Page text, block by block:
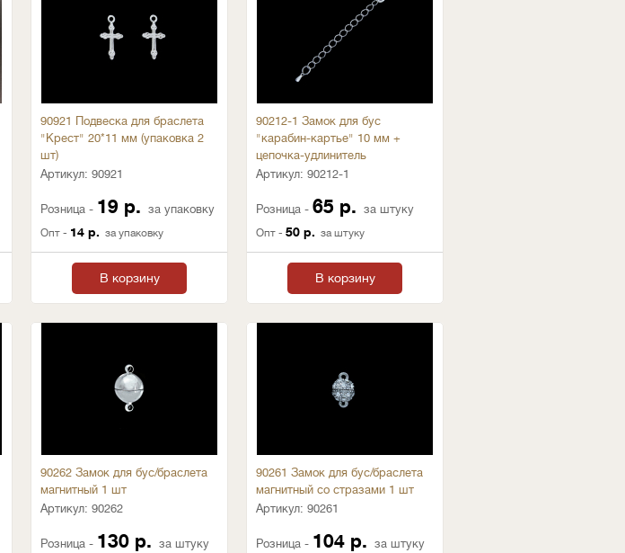
90921 Подвеска для браслета
"Крест" 20*11 мм (упаковка 2
шт)
Артикул: 90921
Розница - 19 р. за упаковку
Опт - 14 р. за упаковку
В корзину
90212-1 Замок для бус
"карабин-картье" 10 мм +
цепочка-удлинитель
Артикул: 90212-1
Розница - 65 р. за штуку
Опт - 50 р. за штуку
В корзину
90262 Замок для бус/браслета
магнитный 1 шт
Артикул: 90262
Розница - 130 р. за штуку
90261 Замок для бус/браслета
магнитный со стразами 1 шт
Артикул: 90261
Розница - 104 р. за штуку